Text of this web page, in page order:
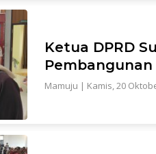
Ketua DPRD
Mamuju | Kamis, 20